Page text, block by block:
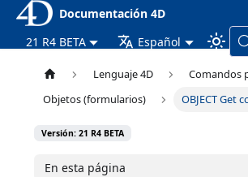
Documentación 4D
21 R4 BETA
Español
Lenguaje 4D
Comandos
Objetos (formularios)
OBJECT Get
Versión: 21 R4 BETA
En esta página